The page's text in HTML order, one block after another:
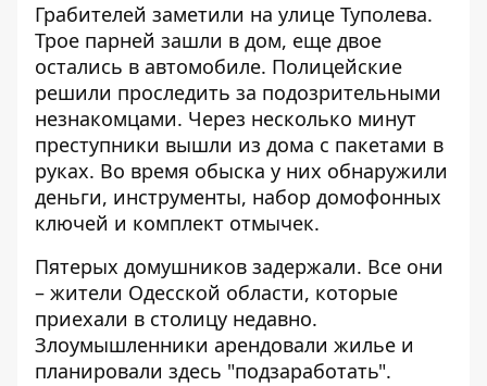
Грабителей заметили на улице Туполева.
Трое парней зашли в дом, еще двое
остались в автомобиле. Полицейские
решили проследить за подозрительными
незнакомцами. Через несколько минут
преступники вышли из дома с пакетами в
руках. Во время обыска у них обнаружили
деньги, инструменты, набор домофонных
ключей и комплект отмычек.
Пятерых домушников задержали. Все они
– жители Одесской области, которые
приехали в столицу недавно.
Злоумышленники арендовали жилье и
планировали здесь "подзаработать".